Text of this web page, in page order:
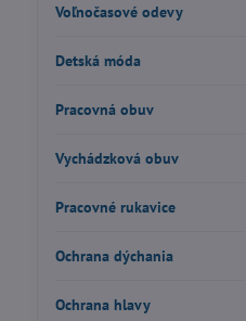
Voľnočasové odevy
Detská móda
Pracovná obuv
Vychádzková obuv
Pracovné rukavice
Ochrana dýchania
Ochrana hlavy